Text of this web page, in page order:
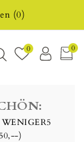
(0)
0 0
)